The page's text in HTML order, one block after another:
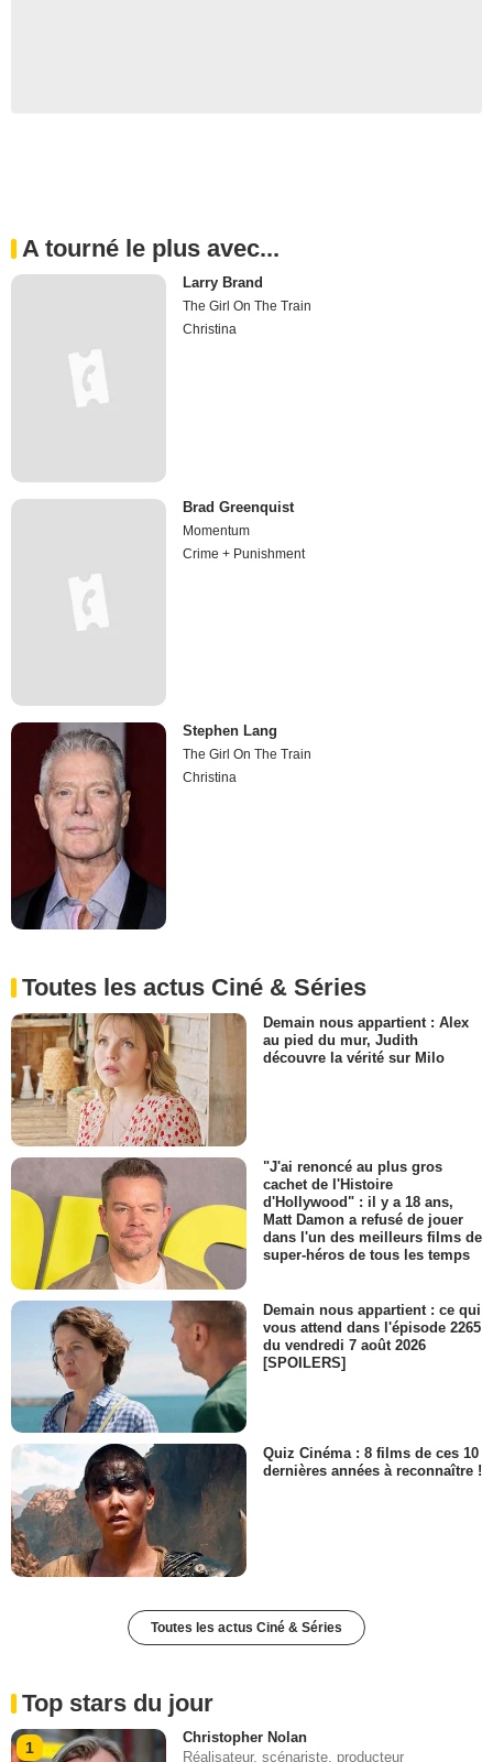
A tourné le plus avec...
Larry Brand
The Girl On The Train
Christina
Brad Greenquist
Momentum
Crime + Punishment
Stephen Lang
The Girl On The Train
Christina
Toutes les actus Ciné & Séries
Demain nous appartient : Alex
au pied du mur, Judith
découvre la vérité sur Milo
"J'ai renoncé au plus gros
cachet de l'Histoire
d'Hollywood" : il y a 18 ans,
Matt Damon a refusé de jouer
dans l'un des meilleurs films de
super-héros de tous les temps
Demain nous appartient : ce qui
vous attend dans l'épisode 2265
du vendredi 7 août 2026
[SPOILERS]
Quiz Cinéma : 8 films de ces 10
dernières années à reconnaître !
Toutes les actus Ciné & Séries
Top stars du jour
1
Christopher Nolan
Réalisateur, scénariste, producteur